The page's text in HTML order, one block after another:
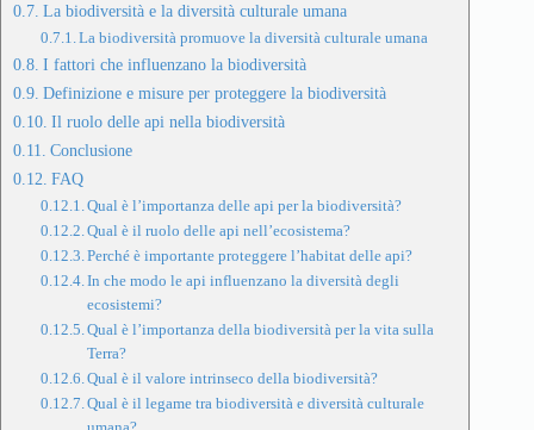
La biodiversità e la diversità culturale umana
La biodiversità promuove la diversità culturale umana
I fattori che influenzano la biodiversità
Definizione e misure per proteggere la biodiversità
Il ruolo delle api nella biodiversità
Conclusione
FAQ
Qual è l’importanza delle api per la biodiversità?
Qual è il ruolo delle api nell’ecosistema?
Perché è importante proteggere l’habitat delle api?
In che modo le api influenzano la diversità degli
ecosistemi?
Qual è l’importanza della biodiversità per la vita sulla
Terra?
Qual è il valore intrinseco della biodiversità?
Qual è il legame tra biodiversità e diversità culturale